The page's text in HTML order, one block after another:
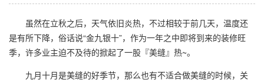
虽然在立秋之后，天气依旧炎热，不过相较于前几天，温度还
是有所下降，俗话说“金九银十”，作为一年之中即将到来的装修旺
季，许多业主迫不及待的掀起了一股『美缝』热~。
九月十月是美缝的好季节，那么也有不适合做美缝的时候，关